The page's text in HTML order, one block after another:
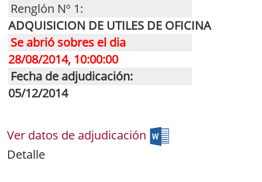
Renglón Nº 1:
ADQUISICION DE UTILES DE OFICINA
Se abrió sobres el dia
28/08/2014, 10:00:00
Fecha de adjudicación:
05/12/2014
Ver datos de adjudicación
Detalle